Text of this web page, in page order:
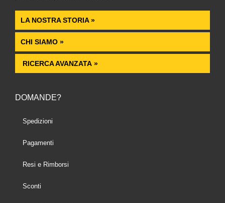
LA NOSTRA STORIA »
CHI SIAMO »
RICERCA AVANZATA »
DOMANDE?
Spedizioni
Pagamenti
Resi e Rimborsi
Sconti